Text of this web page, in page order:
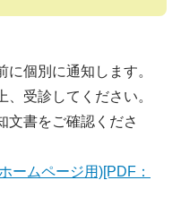
個別に通知します。
受診してください。
文書をご確認くださ
ームページ用)[PDF：